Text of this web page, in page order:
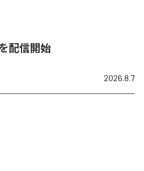
配信開始
2026.8.7